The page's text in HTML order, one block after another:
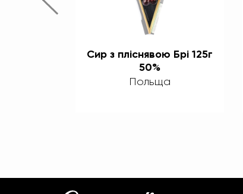
Сир з пліснявою Брі 125г
50%
Польща